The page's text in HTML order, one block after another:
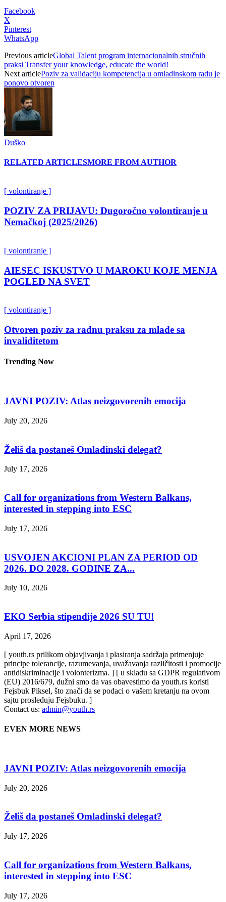
Facebook
X
Pinterest
WhatsApp
Previous articleGlobal Talent program internacionalnih stručnih
praksi Transfer your knowledge, educate the world!
Next articlePoziv za validaciju kompetencija u omladinskom radu je
ponovo otvoren
Duško
RELATED ARTICLESMORE FROM AUTHOR
[ volontiranje ]
POZIV ZA PRIJAVU: Dugoročno volontiranje u
Nemačkoj (2025/2026)
[ volontiranje ]
AIESEC ISKUSTVO U MAROKU KOJE MENJA
POGLED NA SVET
[ volontiranje ]
Otvoren poziv za radnu praksu za mlade sa
invaliditetom
Trending Now
JAVNI POZIV: Atlas neizgovorenih emocija
July 20, 2026
Želiš da postaneš Omladinski delegat?
July 17, 2026
Call for organizations from Western Balkans,
interested in stepping into ESC
July 17, 2026
USVOJEN AKCIONI PLAN ZA PERIOD OD
2026. DO 2028. GODINE ZA...
July 10, 2026
EKO Serbia stipendije 2026 SU TU!
April 17, 2026
[ youth.rs prilikom objavjivanja i plasiranja sadržaja primenjuje
principe tolerancije, razumevanja, uvažavanja različitosti i promocije
antidiskriminacije i volonterizma. ] [ u skladu sa GDPR regulativom
(EU) 2016/679, dužni smo da vas obavestimo da youth.rs koristi
Fejsbuk Piksel, što znači da se podaci o vašem kretanju na ovom
sajtu prosleđuju Fejsbuku. ]
Contact us: admin@youth.rs
EVEN MORE NEWS
JAVNI POZIV: Atlas neizgovorenih emocija
July 20, 2026
Želiš da postaneš Omladinski delegat?
July 17, 2026
Call for organizations from Western Balkans,
interested in stepping into ESC
July 17, 2026